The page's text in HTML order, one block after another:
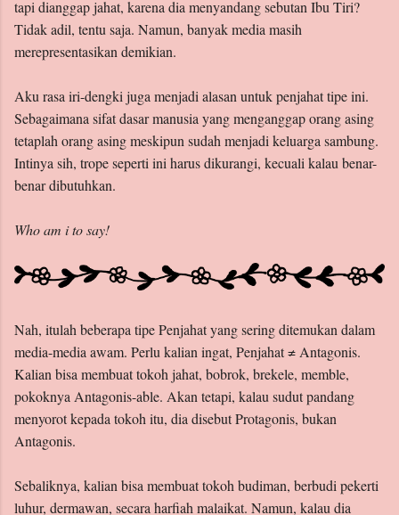
tapi dianggap jahat, karena dia menyandang sebutan Ibu Tiri?
Tidak adil, tentu saja. Namun, banyak media masih
merepresentasikan demikian.
Aku rasa iri-dengki juga menjadi alasan untuk penjahat tipe ini.
Sebagaimana sifat dasar manusia yang menganggap orang asing
tetaplah orang asing meskipun sudah menjadi keluarga sambung.
Intinya sih, trope seperti ini harus dikurangi, kecuali kalau benar-
benar dibutuhkan.
Who am i to say!
Nah, itulah beberapa tipe Penjahat yang sering ditemukan dalam
media-media awam. Perlu kalian ingat, Penjahat ≠ Antagonis.
Kalian bisa membuat tokoh jahat, bobrok, brekele, memble,
pokoknya Antagonis-able. Akan tetapi, kalau sudut pandang
menyorot kepada tokoh itu, dia disebut Protagonis, bukan
Antagonis.
Sebaliknya, kalian bisa membuat tokoh budiman, berbudi pekerti
luhur, dermawan, secara harfiah malaikat. Namun, kalau dia